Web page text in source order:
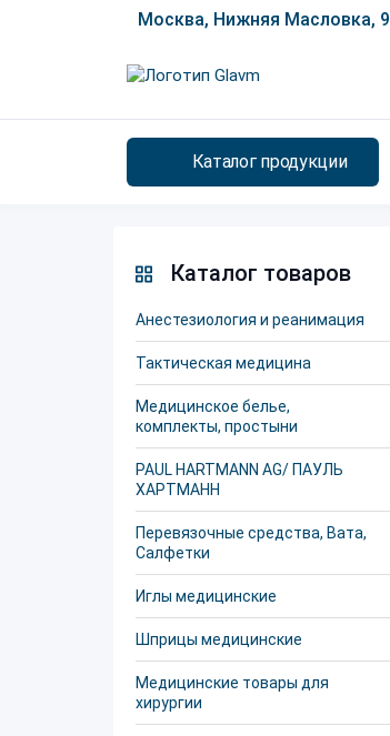
Москва, Нижняя Масловка, 9
Каталог продукции
Каталог товаров
Анестезиология и реанимация
Тактическая медицина
Медицинское белье,
комплекты, простыни
PAUL HARTMANN AG/ ПАУЛЬ
ХАРТМАНН
Перевязочные средства, Вата,
Салфетки
Иглы медицинские
Шприцы медицинские
Медицинские товары для
хирургии